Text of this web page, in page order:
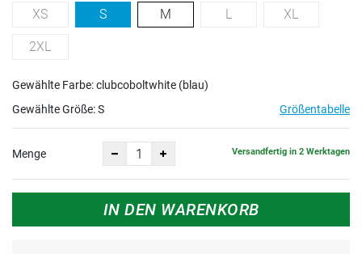
XS S M L XL
2XL
Gewählte Farbe: clubcoboltwhite (blau)
Gewählte Größe:S Größentabelle
Menge Versandfertig in 2 Werktagen
IN DEN WARENKORB